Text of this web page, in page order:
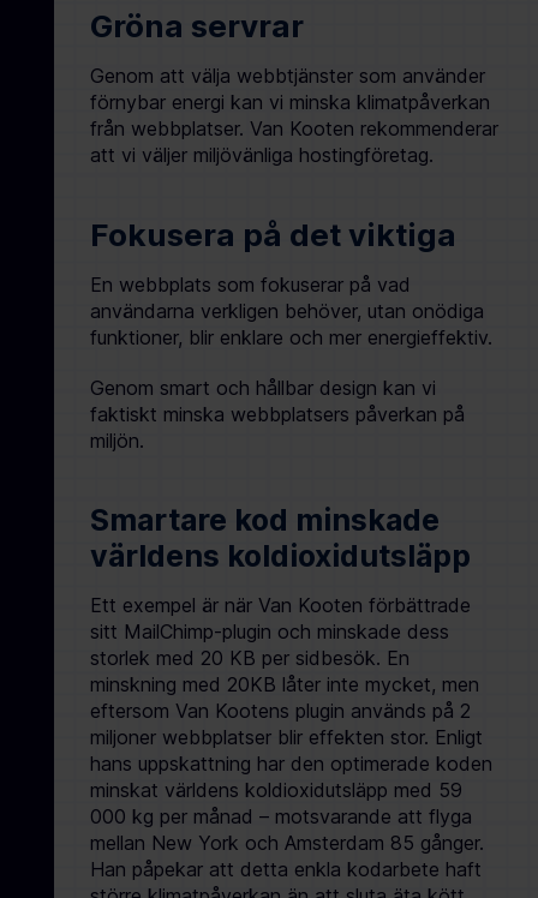
Gröna servrar
Genom att välja webbtjänster som använder
förnybar energi kan vi minska klimatpåverkan
från webbplatser. Van Kooten rekommenderar
att vi väljer miljövänliga hostingföretag.
Fokusera på det viktiga
En webbplats som fokuserar på vad
användarna verkligen behöver, utan onödiga
funktioner, blir enklare och mer energieffektiv.
Genom smart och hållbar design kan vi
faktiskt minska webbplatsers påverkan på
miljön.
Smartare kod minskade
världens koldioxidutsläpp
Ett exempel är när Van Kooten förbättrade
sitt MailChimp-plugin och minskade dess
storlek med 20 KB per sidbesök. En
minskning med 20KB låter inte mycket, men
eftersom Van Kootens plugin används på 2
miljoner webbplatser blir effekten stor. Enligt
hans uppskattning har den optimerade koden
minskat världens koldioxidutsläpp med 59
000 kg per månad – motsvarande att flyga
mellan New York och Amsterdam 85 gånger.
Han påpekar att detta enkla kodarbete haft